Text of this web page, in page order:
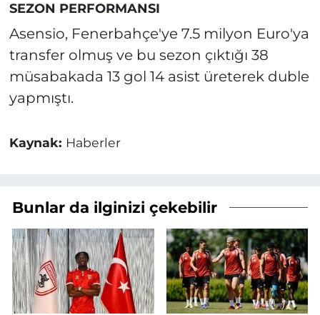
SEZON PERFORMANSI
Asensio, Fenerbahçe'ye 7.5 milyon Euro'ya
transfer olmuş ve bu sezon çıktığı 38
müsabakada 13 gol 14 asist üreterek duble
yapmıştı.
Kaynak: Haberler
Bunlar da ilginizi çekebilir